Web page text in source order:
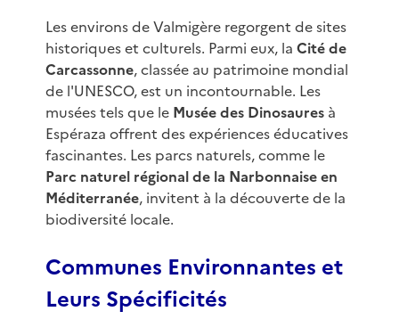
Les environs de Valmigère regorgent de sites
historiques et culturels. Parmi eux, la Cité de
Carcassonne, classée au patrimoine mondial
de l'UNESCO, est un incontournable. Les
musées tels que le Musée des Dinosauresà
Espéraza offrent des expériences éducatives
fascinantes. Les parcs naturels, comme le
Parc naturel régional de la Narbonnaise en
Méditerranée, invitent à la découverte de la
biodiversité locale.
Communes Environnantes et
Leurs Spécificités